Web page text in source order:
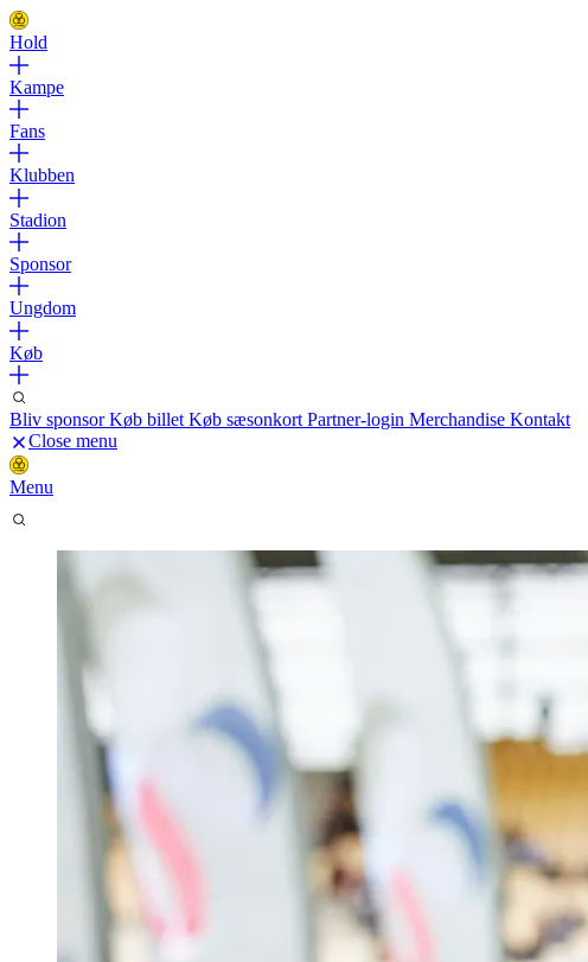
Hold
Kampe
Fans
Klubben
Stadion
Sponsor
Ungdom
Køb
Bliv sponsorKøb billet Køb sæsonkort Partner-login Merchandise Kontakt
Close menu
Menu